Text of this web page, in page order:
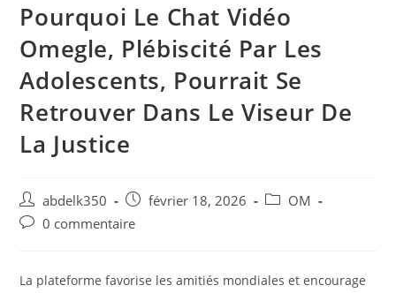
Pourquoi Le Chat Vidéo
Omegle, Plébiscité Par Les
Adolescents, Pourrait Se
Retrouver Dans Le Viseur De
La Justice
Auteur/autrice
de
abdelk350
Post
published:
février 18, 2026
PostOM
Post0 commentaire
La plateforme favorise les amitiés mondiales et encourage